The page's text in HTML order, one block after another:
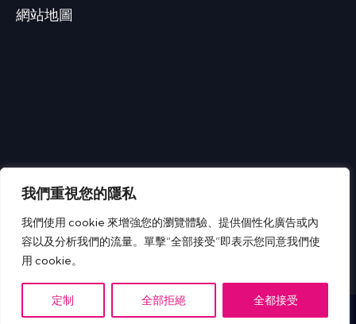
我們重視您的隱私
我們使用 cookie 來增強您的瀏覽體驗、提供個性化廣告或內
容以及分析我們的流量。單擊“全部接受”即表示您同意我們使
用 cookie。
定制 全部拒絕 全都接受
網站地圖
IT Tech Publish Hub © 版權所有。